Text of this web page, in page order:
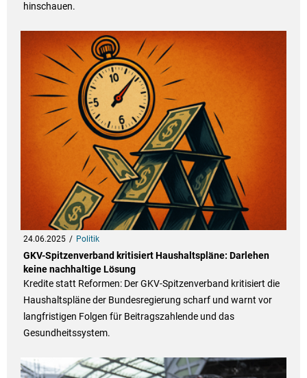
hinschauen.
24.06.2025 Politik
GKV-Spitzenverband kritisiert Haushaltspläne: Darlehen
keine nachhaltige Lösung
Kredite statt Reformen: Der GKV-Spitzenverband kritisiert die
Haushaltspläne der Bundesregierung scharf und warnt vor
langfristigen Folgen für Beitragszahlende und das
Gesundheitssystem.